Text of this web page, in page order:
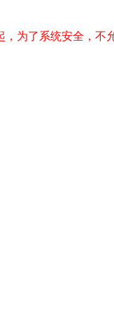
，为了系统安全，不